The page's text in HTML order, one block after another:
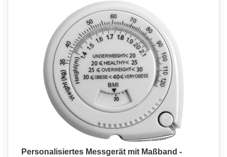
Personalisiertes Messgerät mit Maßband -